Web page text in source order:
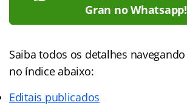
Gran no Whatsapp!
Saiba todos os detalhes navegando
no índice abaixo:
Editais publicados